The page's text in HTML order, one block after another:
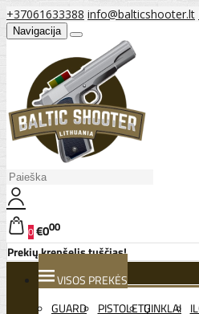
+37061633388 info@balticshooter.lt
Navigacija
0€000
Prekių krepšelis tuščias!
VISOS PREKĖS
GUARD
PISTOLETŲGINKLAI